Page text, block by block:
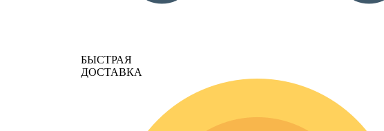
БЫСТРАЯ
ДОСТАВКА